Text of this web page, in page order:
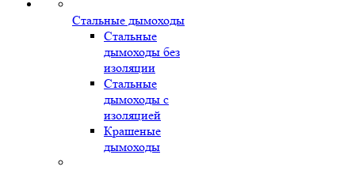
Стальные дымоходы
Стальные
дымоходы без
изоляции
Стальные
дымоходы с
изоляцией
Крашеные
дымоходы